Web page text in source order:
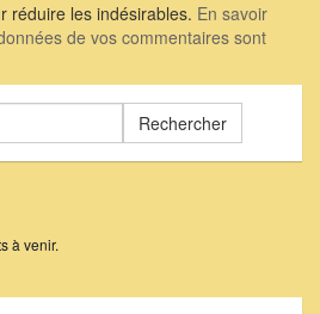
réduire les indésirables. En savoir
de vos commentaires sont
à venir.